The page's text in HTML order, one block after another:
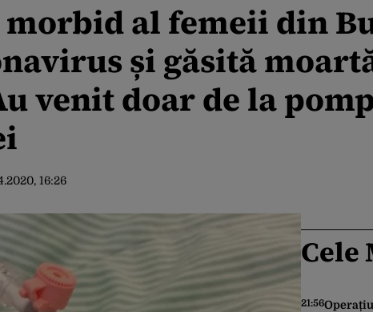
morbid al femeii din
și găsită
venit doar de la
16:26
Cele
21:56